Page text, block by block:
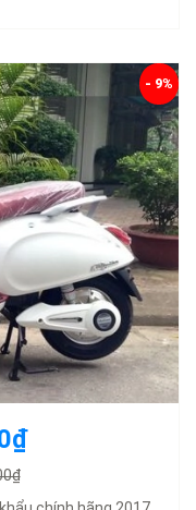
- 9%